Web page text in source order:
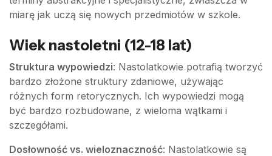
miarę jak uczą się nowych przedmiotów w szkole.
Wiek nastoletni (12-18 lat)
Struktura wypowiedzi: Nastolatkowie potrafią tworzyć
bardzo złożone struktury zdaniowe, używając
różnych form retorycznych. Ich wypowiedzi mogą
być bardzo rozbudowane, z wieloma wątkami i
szczegółami.
Dosłowność vs. wieloznaczność: Nastolatkowie są